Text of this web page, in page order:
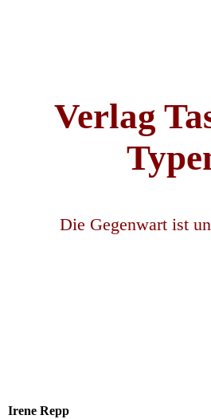
Verlag
Die Gegenwart ist
Irene Repp